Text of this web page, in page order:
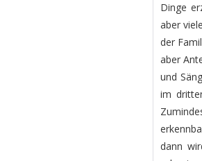
Dinge
aber
der
aber
und
im
dann